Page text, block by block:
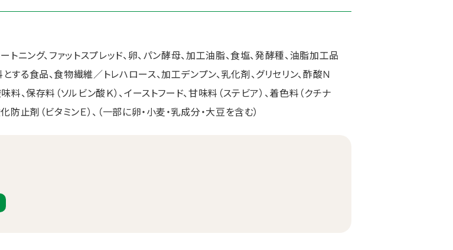
トニング、ファットスプレッド、卵、パン酵母、加工油脂、食塩、発酵種、油脂加工品
する食品、食物繊維／トレハロース、加工デンプン、乳化剤、グリセリン、酢酸Ｎ
、保存料（ソルビン酸Ｋ）、イーストフード、甘味料（ステビア）、着色料（クチナ
止剤（ビタミンＥ）、（一部に卵・小麦・乳成分・大豆を含む）